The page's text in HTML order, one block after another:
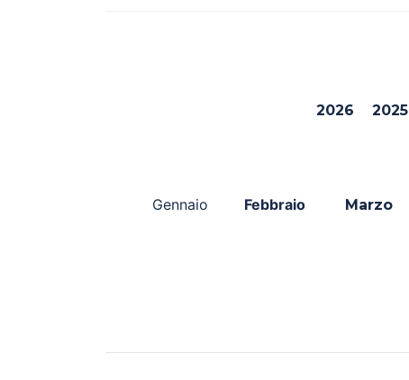
2026 2025
Gennaio Febbraio Marzo